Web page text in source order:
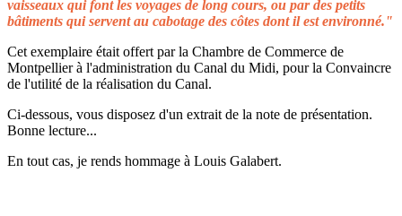
vaisseaux qui font les voyages de long cours, ou par des petits
bâtiments qui servent au cabotage des côtes dont il est environné."
Cet exemplaire était offert par la Chambre de Commerce de
Montpellier à l'administration du Canal du Midi, pour la Convaincre
de l'utilité de la réalisation du Canal.
Ci-dessous, vous disposez d'un extrait de la note de présentation.
Bonne lecture...
En tout cas, je rends hommage à Louis Galabert.